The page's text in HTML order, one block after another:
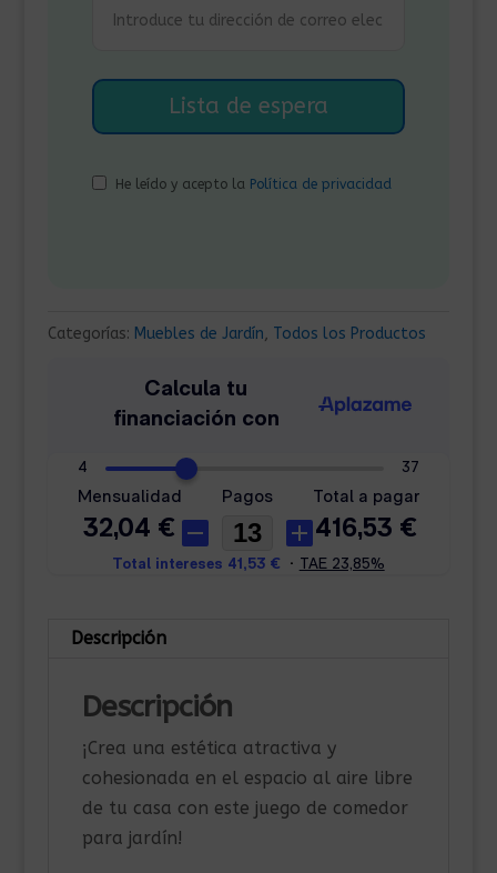
He leído y acepto la Política de privacidad
Categorías: Muebles de Jardín, Todos los Productos
Descripción
Descripción
¡Crea una estética atractiva y
cohesionada en el espacio al aire libre
de tu casa con este juego de comedor
para jardín!